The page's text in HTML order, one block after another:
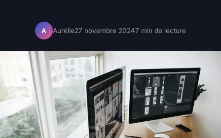
A Aurélie27 novembre 20247 min de lecture